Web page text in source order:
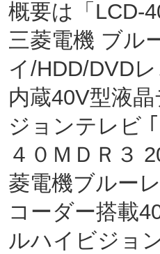
概要は「LCD-
三菱電機 ブル
イ/HDD/DVD
内蔵40V型液
ジョンテレビ
４０ＭＤＲ３
菱電機ブルー
コーダー搭載
ルハイビジョ